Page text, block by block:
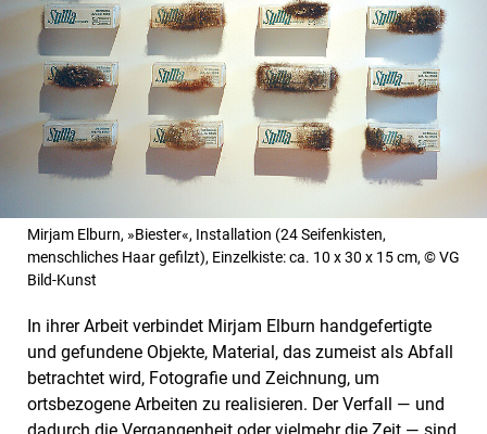
Mirjam Elburn, »Biester«, Installation (24 Seifenkisten,
menschliches Haar gefilzt), Einzelkiste: ca. 10 x 30 x 15 cm, © VG
Bild-Kunst
In ihrer Arbeit verbindet Mirjam Elburn handgefertigte
und gefundene Objekte, Material, das zumeist als Abfall
betrachtet wird, Fotografie und Zeichnung, um
ortsbezogene Arbeiten zu realisieren. Der Verfall — und